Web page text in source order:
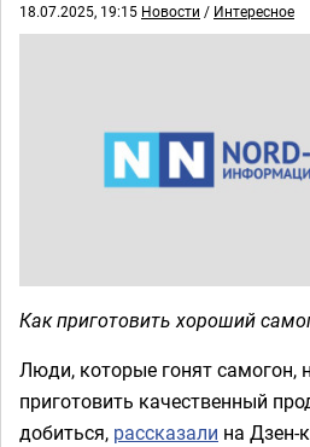
18.07.2025, 19:15 Новости / Интересное
Как приготовить хороший
Люди, которые гонят самогон,
приготовить качественный
добиться, рассказали на Дзен-